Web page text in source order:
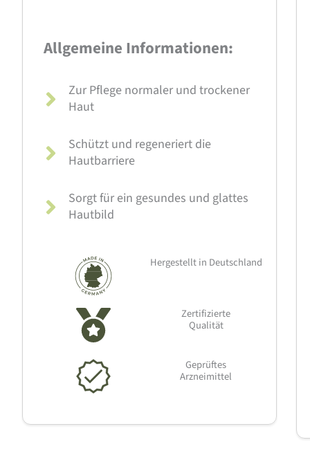
Allgemeine Informationen:
Zur Pflege normaler und trockener
Haut
Schützt und regeneriert die
Hautbarriere
Sorgt für ein gesundes und glattes
Hautbild
Hergestellt in Deutschland
Zertifizierte
Qualität
Geprüftes
Arzneimittel